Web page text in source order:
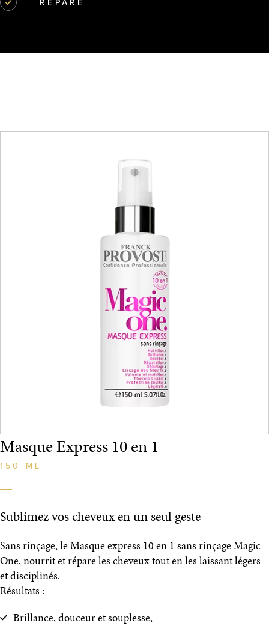
RÉPARE
Masque Express 10 en 1
150 ML
Sublimez vos cheveux en un seul geste
Sans rinçage, le Masque express 10 en 1 sans rinçage Magic
One, nourrit et répare les cheveux tout en les laissant légers
et disciplinés.
Résultats :
Brillance, douceur et souplesse,